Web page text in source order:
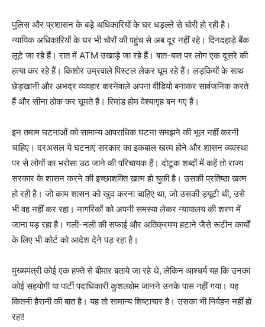
पुलिस और प्रशासन के बड़े अधिकारियों के घर धड़ल्ले से चोरी हो रही है।
न्यायिक अधिकारियों के घर भी चोरों की पहुंच से अब दूर नहीं रहे। दिनदहाड़े बैंक
लूटे जा रहे हैं। रात में ATM उखाड़े जा रहे हैं। बात-बात पर लोग एक दूसरे की
हत्या कर रहे हैं। किशोर उम्रवाले पिस्टल लेकर घूम रहे हैं। लड़कियों के साथ
छेड़खानी और अभद्र व्यवहार करनेवाले अपना वीडियो बनाकर सार्वजनिक करते
हैं और सीना ठोक कर घूमते हैं। रिमांड होम वेश्यागृह बन गए हैं।
इन तमाम घटनाओं को सामान्य आपराधिक घटना समझने की भूल नहीं करनी
चाहिए। दरअसल ये घटनाएं सरकार का इकबाल खत्म होने और शासन व्यवस्था
पर से लोगों का भरोसा उठ जाने की परिचायक हैं। दोटूक शब्दों में कहें तो राज्य
सरकार के शासन करने की इच्छाशक्ति खत्म हो चुकी है। उसकी प्रतिष्ठा खत्म
हो रही है। जो काम शासन को खुद करना चाहिए था, जो उसकी ड्यूटी थी, उसे
भी वह नहीं कर रहा। नागरिकों को अपनी समस्या लेकर न्यायालय की शरण में
जाना पड़ रहा है। गली-नली की सफाई और अतिक्रमण हटाने जैसे रूटीन कार्यों
के लिए भी कोर्ट को आदेश देने पड़ रहा है।
मुख्यमंत्री कोई एक हफ्ते से बीमार बताये जा रहे थे, लेकिन आश्चर्य यह कि उनका
कोई सहयोगी या पार्टी पदाधिकारी कुशलक्षेम जानने उनके पास नहीं गया। यह
कितनी हैरानी की बात है। यह तो सामान्य शिष्टाचार है। उसका भी निर्वहन नहीं हो
रहा!